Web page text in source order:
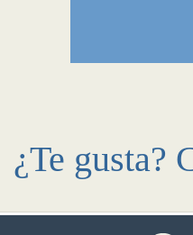
¿Te gusta?